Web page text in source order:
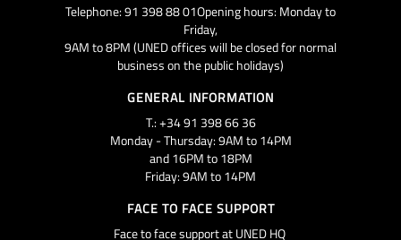
Telephone: 91 398 88 01Opening hours: Monday to
Friday,
9AM to 8PM (UNED offices will be closed for normal
business on the public holidays)
GENERAL INFORMATION
T.: +34 91 398 66 36
Monday - Thursday: 9AM to 14PM
and 16PM to 18PM
Friday: 9AM to 14PM
FACE TO FACE SUPPORT
Face to face support at UNED HQ